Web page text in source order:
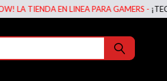
TIENDA EN LINEA PARA GAMERS -